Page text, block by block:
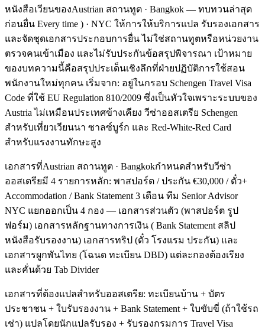
หนังสือเวียนของAustrian สถานทูต · Bangkok — ทบทวนล่าสุด
ก่อนยื่น Every time ) · NYC ให้การให้บริการแปล รับรองเอกสาร
และจัดชุดเอกสารประกอบการยื่น ไม่ใช่สถานทูตหรือหน่วยงาน
ตรวจคนเข้าเมือง และไม่รับประกันข้อสรุปพิจารณา เป้าหมาย
ของบทความนี้คือสรุปประเด็นเชิงลึกที่ฝ่ายปฏิบัติการใช้สอน
พนักงานใหม่ทุกคน เริ่มจาก: อยู่ในกรอบ Schengen Travel Visa
Code ที่ใช้ EU Regulation 810/2009 ซึ่งเป็นหัวใจเพราะระบบของ
Austria ไม่เหมือนประเทศข้างเคียง วีซ่าออสเตรีย Schengen
สำหรับเที่ยวเวียนนา ซาลซ์บูร์ก และ Red-White-Red Card
สำหรับแรงงานทักษะสูง
เอกสารที่Austrian สถานทูต · Bangkokกำหนดสำหรับวีซ่า
ออสเตรียมี 4 รายการหลัก: พาสปอร์ต / ประกัน €30,000 / ตั๋ว+
Accommodation / Bank Statement 3 เดือน ทีม Senior Advisor
NYC แยกออกเป็น 4 กอง — เอกสารส่วนตัว (พาสปอร์ต รูป
ฟอร์ม) เอกสารหลักฐานทางการเงิน ( Bank Statement สลิป
หนังสือรับรองงาน) เอกสารทริป (ตั๋ว โรงแรม ประกัน) และ
เอกสารผูกพันไทย (โฉนด ทะเบียน DBD) แต่ละกองต้องเรียง
และคั่นด้วย Tab Divider
เอกสารที่ต้องแปลสำหรับออสเตรีย: ทะเบียนบ้าน + บัตร
ประชาชน + ใบรับรองงาน + Bank Statement + ใบขับขี่ (ถ้าใช้รถ
เช่า) แปลโดยนักแปลรับรอง + รับรองกรมการ Travel Visa